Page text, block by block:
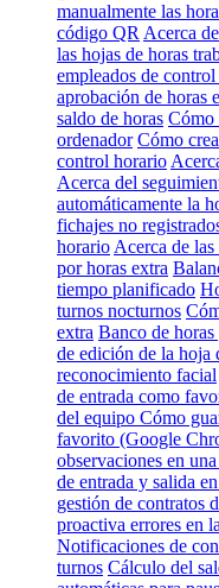
manualmente las
código QR Acerca
las hojas de horas
empleados de
aprobación de horas
saldo de horas Cómo
ordenador Cómo
control horario
Acerca del
automáticamente la
fichajes no
horario Acerca de
por horas extra
tiempo planificado
turnos nocturnos
extra Banco de
de edición de la hoja
reconocimiento facial
de entrada como
del equipo Cómo
favorito (Google
observaciones en
de entrada y salida
gestión de contratos
proactiva errores en
Notificaciones de
turnos Cálculo del